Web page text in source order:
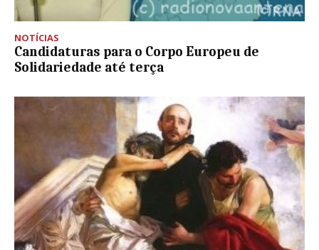
NOTÍCIAS
Candidaturas para o Corpo Europeu de
Solidariedade até terça